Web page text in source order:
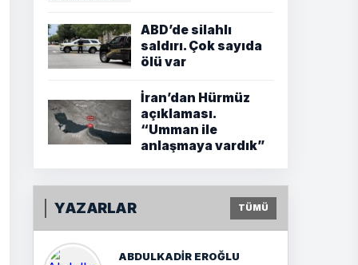
ABD’de silahlı
saldırı. Çok sayıda
ölü var
İran’dan Hürmüz
açıklaması.
“Umman ile
anlaşmaya vardık”
YAZARLAR TÜMÜ
ABDULKADIR EROĞLU